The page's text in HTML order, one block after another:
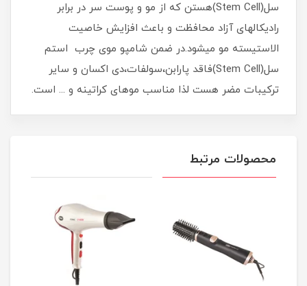
سل(Stem Cell)هستن که از مو و پوست سر در برابر
رادیکالهای آزاد محافظت و باعث افزایش خاصیت
الاستیسته مو میشود.در ضمن شامپو موی چرب استم
سل(Stem Cell)فاقد پارابن،سولفات،دی اکسان و سایر
ترکیبات مضر هست لذا مناسب موهای کراتینه و ... است.
محصولات مرتبط